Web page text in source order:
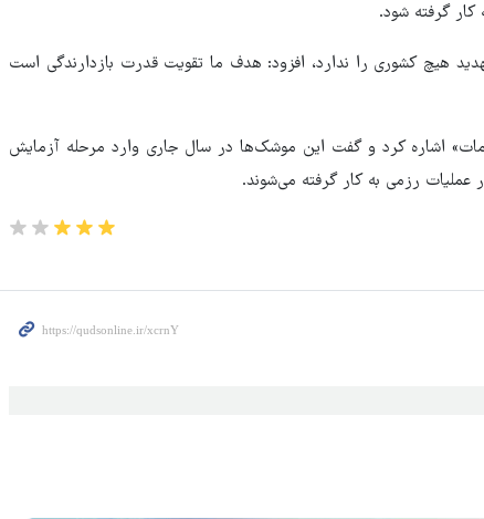
کار گرفته شود.
هیچ کشوری را ندارد، افزود: هدف ما تقویت قدرت بازدارندگی است
اشاره کرد و گفت این موشک‌ها در سال جاری وارد مرحله آزمایش
عملیات رزمی به کار گرفته می‌شوند.
مجبور به همراهی کرد